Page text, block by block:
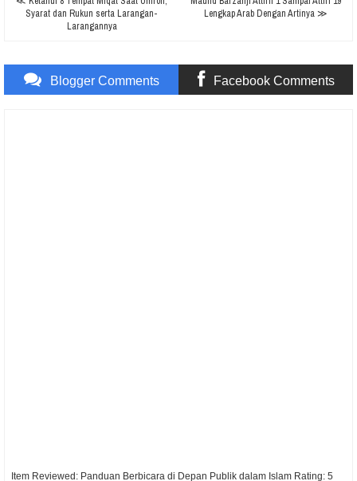
Syarat dan Rukun serta Larangan-
Larangannya
Lengkap Arab Dengan Artinya ≫
Blogger Comments Facebook Comments
Item Reviewed: Panduan Berbicara di Depan Publik dalam Islam Rating: 5